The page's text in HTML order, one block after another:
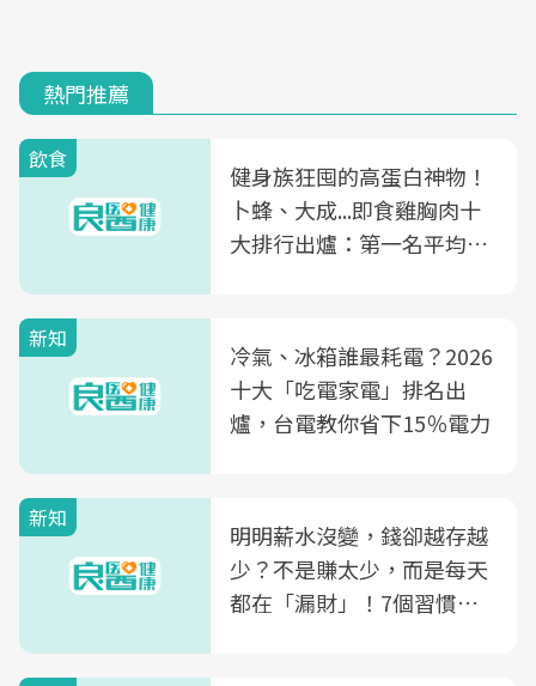
熱門推薦
飲食
健身族狂囤的高蛋白神物！
卜蜂、大成...即食雞胸肉十
大排行出爐：第一名平均一
新知
冷氣、冰箱誰最耗電？2026
十大「吃電家電」排名出
爐，台電教你省下15％電力
新知
明明薪水沒變，錢卻越存越
少？不是賺太少，而是每天
都在「漏財」！7個習慣一